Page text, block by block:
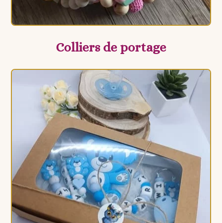
Colliers de portage